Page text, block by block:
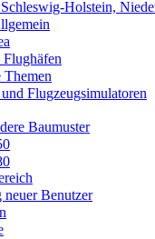
Holstein,
Flugzeugsimulatoren
Baumuster
Benutzer